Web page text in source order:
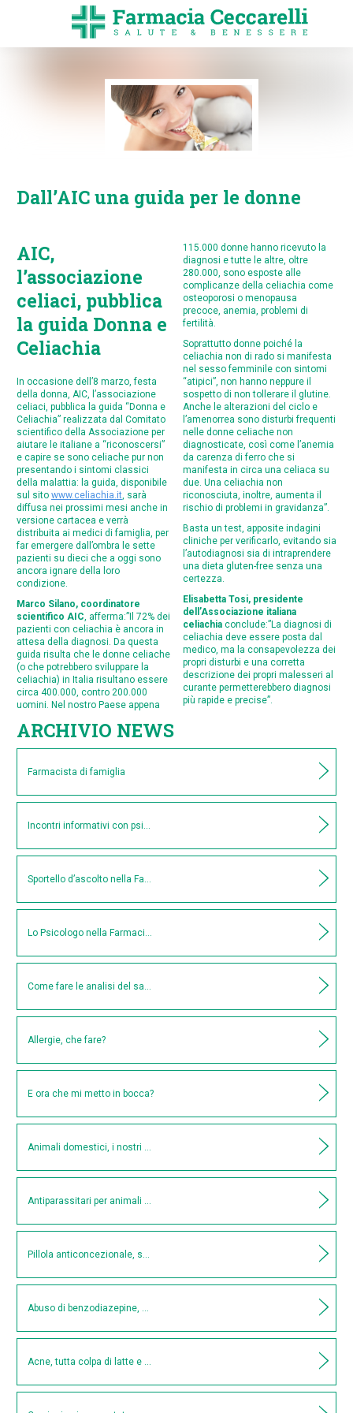
Dall’AIC una guida per le donne
AIC,
l’associazione
celiaci, pubblica
la guida Donna e
Celiachia
In occasione dell’8 marzo, festa
della donna, AIC, l’associazione
celiaci, pubblica la guida “Donna e
Celiachia” realizzata dal Comitato
scientifico della Associazione per
aiutare le italiane a “riconoscersi”
e capire se sono celiache pur non
presentando i sintomi classici
della malattia: la guida, disponibile
sul sito www.celiachia.it , sarà
diffusa nei prossimi mesi anche in
versione cartacea e verrà
distribuita ai medici di famiglia, per
far emergere dall’ombra le sette
pazienti su dieci che a oggi sono
ancora ignare della loro
condizione.
Marco Silano, coordinatore
scientifico AIC , afferma:”Il 72% dei
pazienti con celiachia è ancora in
attesa della diagnosi. Da questa
guida risulta che le donne celiache
(o che potrebbero sviluppare la
celiachia) in Italia risultano essere
circa 400.000, contro 200.000
uomini. Nel nostro Paese appena
115.000 donne hanno ricevuto la
diagnosi e tutte le altre, oltre
280.000, sono esposte alle
complicanze della celiachia come
osteoporosi o menopausa
precoce, anemia, problemi di
fertilità.
Soprattutto donne poiché la
celiachia non di rado si manifesta
nel sesso femminile con sintomi
“atipici”, non hanno neppure il
sospetto di non tollerare il glutine.
Anche le alterazioni del ciclo e
l’amenorrea sono disturbi frequenti
nelle donne celiache non
diagnosticate, così come l’anemia
da carenza di ferro che si
manifesta in circa una celiaca su
due. Una celiachia non
riconosciuta, inoltre, aumenta il
rischio di problemi in gravidanza”.
Basta un test, apposite indagini
cliniche per verificarlo, evitando sia
l’autodiagnosi sia di intraprendere
una dieta gluten-free senza una
certezza.
Elisabetta Tosi, presidente
dell’Associazione italiana
celiachia conclude:”La diagnosi di
celiachia deve essere posta dal
medico, ma la consapevolezza dei
propri disturbi e una corretta
descrizione dei propri malesseri al
curante permetterebbero diagnosi
più rapide e precise”.
ARCHIVIO NEWS
Farmacista di famiglia
Allergie, che fare?
E ora che mi metto in bocca?